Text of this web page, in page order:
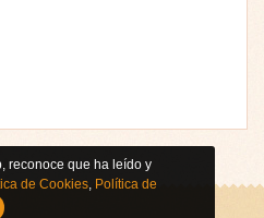
reconoce que ha leído y
de Cookies, Política de